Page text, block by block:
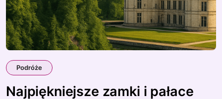
Podróże
Najpiękniejsze zamki i pałace